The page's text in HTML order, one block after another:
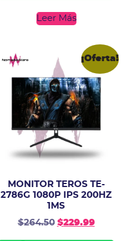
Leer Más
¡Oferta!
MONITOR TEROS TE-
2786G 1080P IPS 200HZ
1MS
$264.50 $229.99